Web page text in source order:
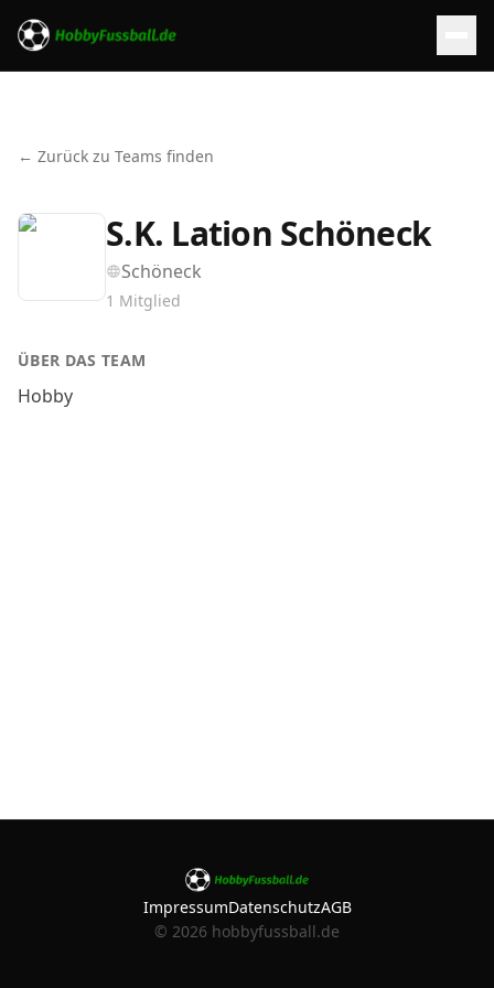
← Zurück zu Teams finden
S.K. Lation Schöneck
Schöneck
1 Mitglied
ÜBER DAS TEAM
Hobby
ImpressumDatenschutzAGB
© 2026 hobbyfussball.de